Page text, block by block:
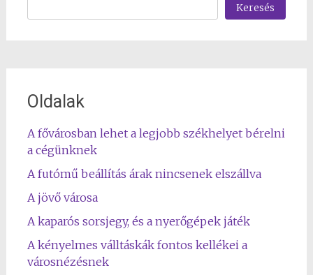
Keresés
Oldalak
A fővárosban lehet a legjobb székhelyet bérelni
a cégünknek
A futómű beállítás árak nincsenek elszállva
A jövő városa
A kaparós sorsjegy, és a nyerőgépek játék
A kényelmes válltáskák fontos kellékei a
városnézésnek